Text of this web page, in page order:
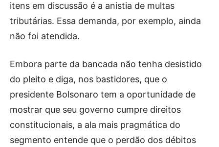
itens em discussão é a anistia de multas
tributárias. Essa demanda, por exemplo, ainda
não foi atendida.
Embora parte da bancada não tenha desistido
do pleito e diga, nos bastidores, que o
presidente Bolsonaro tem a oportunidade de
mostrar que seu governo cumpre direitos
constitucionais, a ala mais pragmática do
segmento entende que o perdão dos débitos